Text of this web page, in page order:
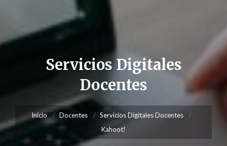
Servicios Digitales
Docentes
Inicio Docentes
Servicios Digitales Docentes
Kahoot!